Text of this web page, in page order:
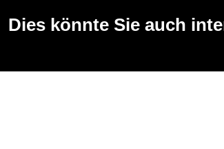
Dies könnte Sie auch